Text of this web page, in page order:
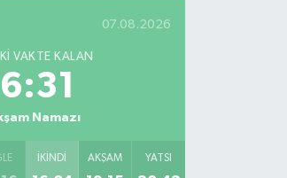
07.08.2026
VAKTE KALAN
Namazı
İKINDI AKŞAM YATSI